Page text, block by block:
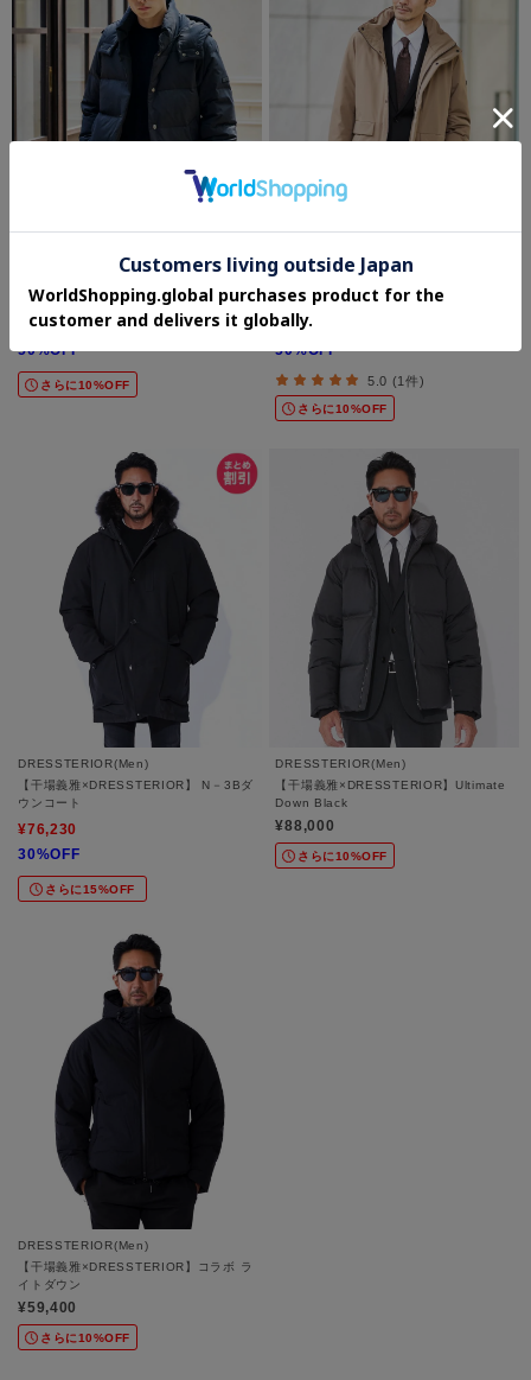
TAKEO KIKUCHI
ブルゾン
¥33,000
50%OFF
さらに10%OFF
TAKEO KIKUCHI
【None Of Stress】ストレッチ ダウン
ブルゾン
¥33,000
50%OFF
5.0 (1件)
さらに10%OFF
DRESSTERIOR(Men)
【干場義雅×DRESSTERIOR】 N－3Bダ
ウンコート
¥76,230
30%OFF
さらに15%OFF
DRESSTERIOR(Men)
【干場義雅×DRESSTERIOR】Ultimate
Down Black
¥88,000
さらに10%OFF
DRESSTERIOR(Men)
【干場義雅×DRESSTERIOR】コラボ ラ
イトダウン
¥59,400
さらに10%OFF